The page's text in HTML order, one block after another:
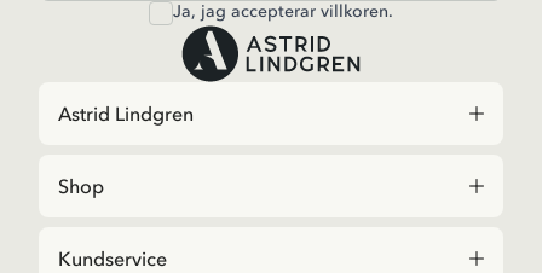
Ja, jag accepterar villkoren.
Astrid Lindgren
Shop
Kundservice